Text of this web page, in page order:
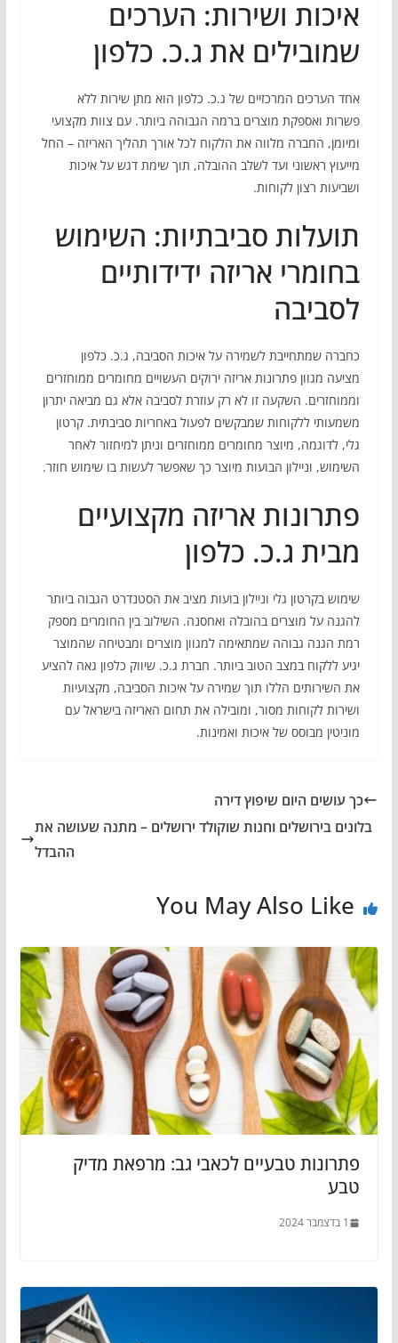
איכות ושירות: הערכים
שמובילים את ג.כ. כלפון
אחד הערכים המרכזיים של ג.כ. כלפון הוא מתן שירות ללא
פשרות ואספקת מוצרים ברמה הגבוהה ביותר. עם צוות מקצועי
ומיומן, החברה מלווה את הלקוח לכל אורך תהליך האריזה – החל
מייעוץ ראשוני ועד לשלב ההובלה, תוך שימת דגש על איכות
ושביעות רצון לקוחות.
תועלות סביבתיות: השימוש
בחומרי אריזה ידידותיים
לסביבה
כחברה שמתחייבת לשמירה על איכות הסביבה, ג.כ. כלפון
מציעה מגוון פתרונות אריזה ירוקים העשויים מחומרים ממוחזרים
וממוחזרים. השקעה זו לא רק עוזרת לסביבה אלא גם מביאה יתרון
משמעותי ללקוחות שמבקשים לפעול באחריות סביבתית. קרטון
גלי, לדוגמה, מיוצר מחומרים ממוחזרים וניתן למיחזור לאחר
השימוש, וניילון הבועות מיוצר כך שאפשר לעשות בו שימוש חוזר.
פתרונות אריזה מקצועיים
מבית ג.כ. כלפון
שימוש בקרטון גלי וניילון בועות מציב את הסטנדרט הגבוה ביותר
להגנה על מוצרים בהובלה ואחסנה. השילוב בין החומרים מספק
רמת הגנה גבוהה שמתאימה למגוון מוצרים ומבטיחה שהמוצר
יגיע ללקוח במצב הטוב ביותר. חברת ג.כ. שיווק כלפון גאה להציע
את השירותים הללו תוך שמירה על איכות הסביבה, מקצועיות
ושירות לקוחות מסור, ומובילה את תחום האריזה בישראל עם
מוניטין מבוסס של איכות ואמינות.
כך עושים היום שיפוץ דירה
בלונים בירושלים וחנות שוקולד ירושלים – מתנה שעושה את
ההבדל
You May Also Like
פתרונות טבעיים לכאבי גב: מרפאת מדיק
טבע
1 בדצמבר 2024